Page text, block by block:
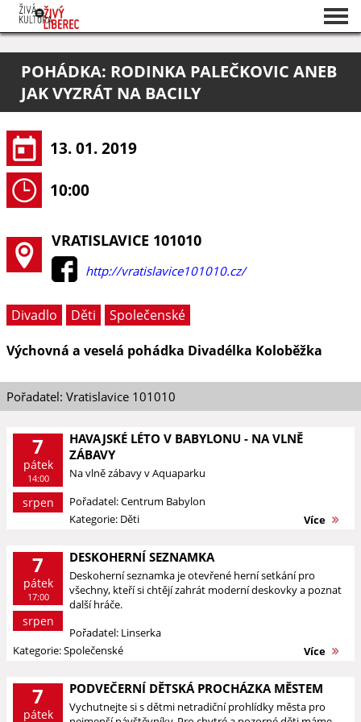
O projektu
Pořadatelé
POHÁDKA: RODINKA PALEČKOVIC ANEB
JAK VYZRÁT NA BACILY
13. 01. 2019
10:00
VRATISLAVICE 101010
http://vratislavice101010.cz/
Divadlo Děti
Společenské
Výchovná a veselá pohádka Divadélka Koloběžka
Pořadatel: Vratislavice 101010
7
pátek
14:00
srpen
HAVAJSKÉ LÉTO V BABYLONU - NA VLNĚ
ZÁBAVY
Na vlně zábavy v Aquaparku
Pořadatel: Centrum Babylon
Kategorie: Děti
Více
7
pátek
17:00
srpen
DESKOHERNÍ SEZNAMKA
Deskoherní seznamka je otevřené herní setkání pro
všechny, kteří si chtějí zahrát moderní deskovky a poznat
další hráče.
Pořadatel: Linserka
Kategorie: Společenské
Více
7
pátek
PODVEČERNÍ DĚTSKÁ PROCHÁZKA MĚSTEM
Vychutnejte si s dětmi netradiční prohlídky města pro